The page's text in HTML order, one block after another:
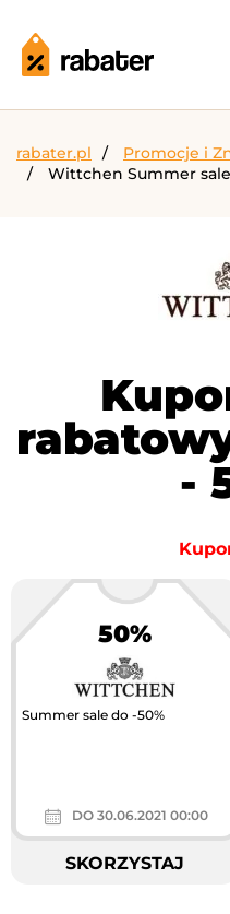
rabater.pl Promocje i
Wittchen Summer
-
50%
Summer sale do -50%
DO 30.06.2021 00:00
SKORZYSTAJ